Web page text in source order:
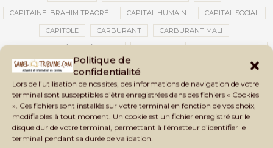
Politique de
confidentialité
Lors de l’utilisation de nos sites, des informations de navigation de votre
terminal sont susceptibles d’être enregistrées dans des fichiers « Cookies
». Ces fichiers sont installés sur votre terminal en fonction de vos choix,
modifiables à tout moment. Un cookie est un fichier enregistré sur le
disque dur de votre terminal, permettant à l’émetteur d’identifier le
terminal pendant sa durée de validation.
CAPITAINE IBRAHIM TRAORÉ CAPITAL HUMAIN CAPITAL SOCIAL
CAPITOLE CARBURANT CARBURANT MALI
CARTE D’IDENTITÉ BIOMÉTRIQUE CARTE NINA CARTONS ROUGES
CASABLANCA CATASTROPHE
CATASTROPHES CLIMATIQUES CATASTROPHES NATURELLES
CAUTION 10 000 DOLLARS CAUTION DE VISA
CEDEAO CÉDÉAO CEI CÉLÉBRATION NATIONALE CEMAC
CEMAPI CEN-SNESUP CENOU